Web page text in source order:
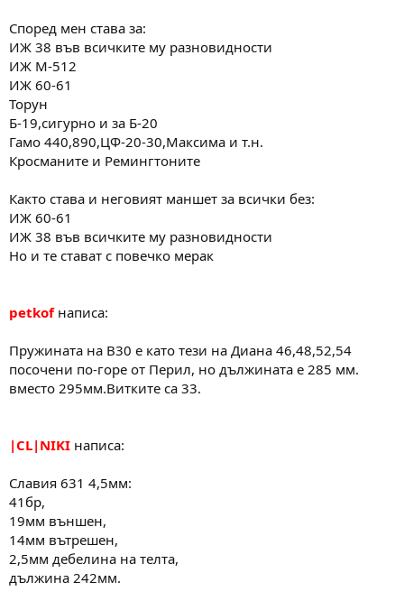
Според мен става за:
ИЖ 38 във всичките му разновидности
ИЖ М-512
ИЖ 60-61
Торун
Б-19,сигурно и за Б-20
Гамо 440,890,ЦФ-20-30,Максима и т.н.
Кросманите и Ремингтоните
Както става и неговият маншет за всички без:
ИЖ 60-61
ИЖ 38 във всичките му разновидности
Но и те стават с повечко мерак
petkofнаписа:
Пружината на В30 е като тези на Диана 46,48,52,54
посочени по-горе от Перил, но дължината е 285 мм.
вместо 295мм.Витките са 33.
|CL|NIKI написа:
Славия 631 4,5мм:
41бр,
19мм външен,
14мм вътрешен,
2,5мм дебелина на телта,
дължина 242мм.